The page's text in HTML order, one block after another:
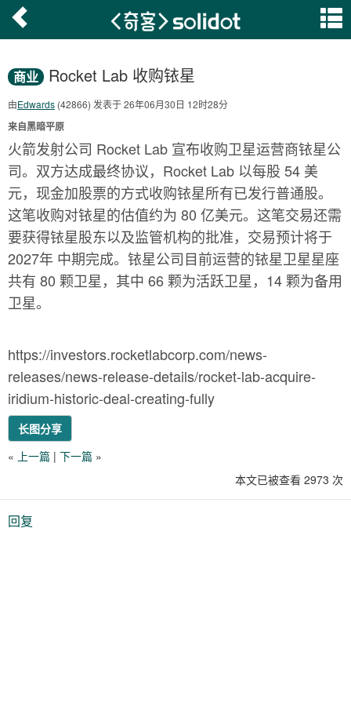
商业 Rocket Lab 收购铱星
由Edwards (42866) 发表于 26年06月30日 12时28分
来自黑暗平原
火箭发射公司 Rocket Lab 宣布收购卫星运营商铱星公
司。双方达成最终协议，Rocket Lab 以每股 54 美
元，现金加股票的方式收购铱星所有已发行普通股。
这笔收购对铱星的估值约为 80 亿美元。这笔交易还需
要获得铱星股东以及监管机构的批准，交易预计将于
2027年 中期完成。铱星公司目前运营的铱星卫星星座
共有 80 颗卫星，其中 66 颗为活跃卫星，14 颗为备用
卫星。
https://investors.rocketlabcorp.com/news-
releases/news-release-details/rocket-lab-acquire-
iridium-historic-deal-creating-fully
长图分享
« 上一篇 | 下一篇 »
本文已被查看 2973 次
回复